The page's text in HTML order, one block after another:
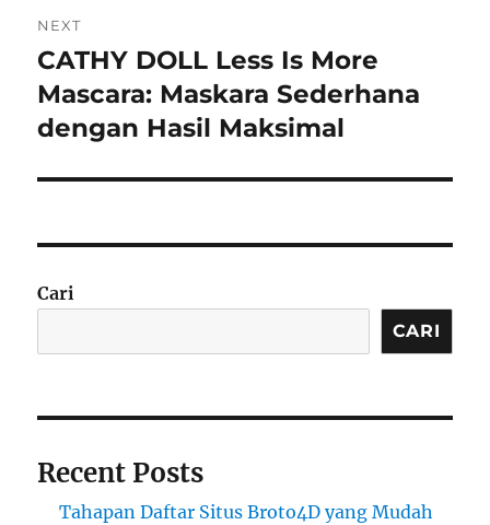
NEXT
Next
post:
CATHY DOLL Less Is More
Mascara: Maskara Sederhana
dengan Hasil Maksimal
Cari
CARI
Recent Posts
Tahapan Daftar Situs Broto4D yang Mudah